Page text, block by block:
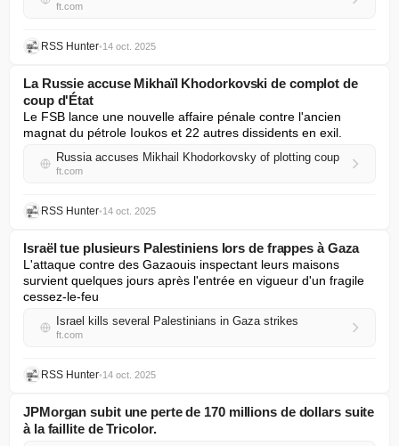
ft.com
RSS Hunter•14 oct. 2025
La Russie accuse Mikhaïl Khodorkovski de complot de
coup d'État
Le FSB lance une nouvelle affaire pénale contre l'ancien
magnat du pétrole Ioukos et 22 autres dissidents en exil.
Russia accuses Mikhail Khodorkovsky of plotting coup
ft.com
RSS Hunter•14 oct. 2025
Israël tue plusieurs Palestiniens lors de frappes à Gaza
L'attaque contre des Gazaouis inspectant leurs maisons
survient quelques jours après l'entrée en vigueur d'un fragile
cessez-le-feu
Israel kills several Palestinians in Gaza strikes
ft.com
RSS Hunter•14 oct. 2025
JPMorgan subit une perte de 170 millions de dollars suite
à la faillite de Tricolor.